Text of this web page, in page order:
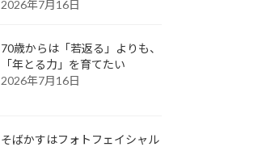
2026年7月16日
70歳からは「若返る」よりも、
「年とる力」を育てたい
2026年7月16日
そばかすはフォトフェイシャル